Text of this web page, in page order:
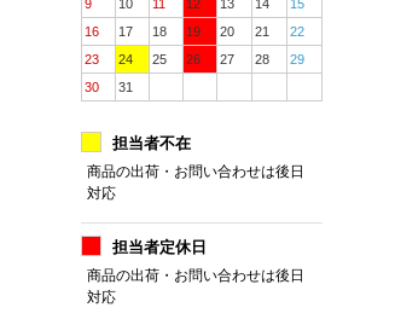
9
10 11 12 13 14
15
16
17 18 19 20 21
22
23
24 25 26 27 28
29
30
31
担当者不在
商品の出荷・お問い合わせは後日
対応
担当者定休日
商品の出荷・お問い合わせは後日
対応